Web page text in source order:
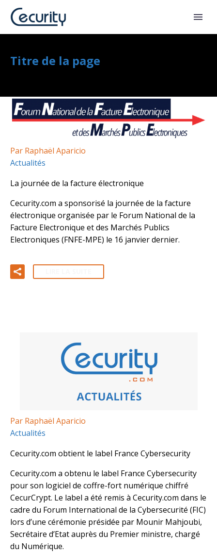
Titre de la page
Par Raphaël Aparicio
Actualités
La journée de la facture électronique
Cecurity.com a sponsorisé la journée de la facture
électronique organisée par le Forum National de la
Facture Electronique et des Marchés Publics
Electroniques (FNFE-MPE) le 16 janvier dernier.
Par Raphaël Aparicio
Actualités
Cecurity.com obtient le label France Cybersecurity
Cecurity.com a obtenu le label France Cybersecurity
pour son logiciel de coffre-fort numérique chiffré
CecurCrypt. Le label a été remis à Cecurity.com dans le
cadre du Forum International de la Cybersecurité (FIC)
lors d’une cérémonie présidée par Mounir Mahjoubi,
Secrétaire d’Etat auprès du Premier ministre, chargé
du Numérique.